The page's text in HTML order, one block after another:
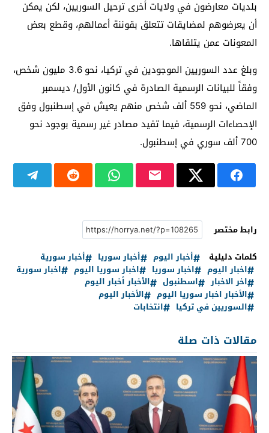
بلديات معارضون في ولايات أخرى ترحيل السوريين، لكن يمكن
أن يعرضوهم لمضايقات تتعلق بقوننة أعمالهم، وقطع بعض
المعونات عمن يتلقاها.
وبلغ عدد السوريين الموجودين في تركيا، نحو 3.6 مليون شخص،
وفقاً للبيانات الرسمية الصادرة في كانون الأول/ ديسمبر
الماضي، نحو 559 ألف شخص منهم يعيش في إسطنبول وفق
الإحصاءات الرسمية، فيما تفيد مصادر غير رسمية بوجود نحو
700 ألف سوري في إسطنبول.
رابط مختصر
كلمات دليلية
أخبار اليوم أخبار سوريا
أخبار سورية
اخبار اليوم
اخبار سوريا اخبار سوريا اليوم
اخبار سورية
اخر الاخبار
اسطنبول
الأخبار أخبار اليوم
الأخبار اخبار سوريا اليوم
الأخبار اليوم
السوريين في تركيا
انتخابات
مقالات ذات صلة